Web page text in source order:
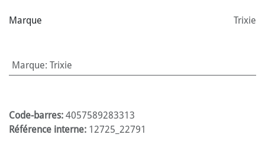
Marque Trixie
Marque: Trixie
Code-barres: 4057589283313
Référence interne: 12725_22791